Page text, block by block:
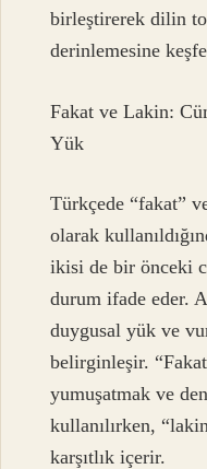
birleştirerek dilin
derinlemesine
Fakat ve Lakin:
Yük
Türkçede “fakat”
olarak
ikisi de bir önceki
durum ifade eder.
duygusal yük ve
belirginleşir.
yumuşatmak ve
kullanılırken,
karşıtlık içerir.